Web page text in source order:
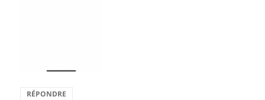
RÉPONDRE